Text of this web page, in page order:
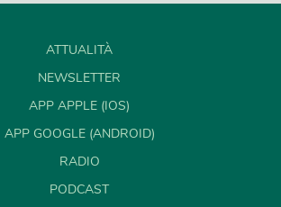
ATTUALITÀ
NEWSLETTER
APP APPLE (IOS)
APP GOOGLE (ANDROID)
RADIO
PODCAST